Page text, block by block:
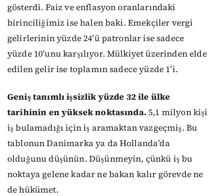
gösterdi. Faiz ve enflasyon oranlarındaki
birinciliğimiz ise halen baki. Emekçiler vergi
gelirlerinin yüzde 24’ü patronlar ise sadece
yüzde 10’unu karşılıyor. Mülkiyet üzerinden elde
edilen gelir ise toplamın sadece yüzde 1’i.
Geniş tanımlı işsizlik yüzde 32 ile ülke
tarihinin en yüksek noktasında.5,1 milyon kişi
iş bulamadığı için iş aramaktan vazgeçmiş. Bu
tablonun Danimarka ya da Hollanda’da
olduğunu düşünün. Düşünmeyin, çünkü iş bu
noktaya gelene kadar ne bakan kalır görevde ne
de hükümet.